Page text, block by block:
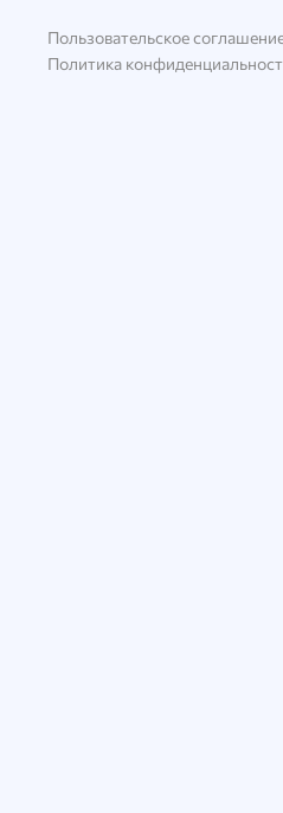
Пользовательское
Политика